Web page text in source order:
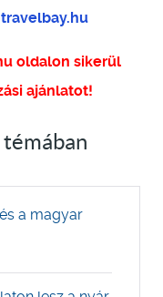
oldalon sikerül
ajánlatot!
a magyar